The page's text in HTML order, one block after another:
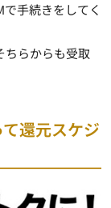
手続きをしてく
ちらからも受取
て還元スケジ